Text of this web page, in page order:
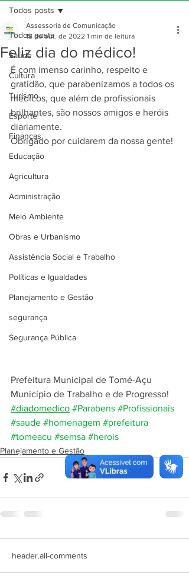
Todos posts
Saúde
Cultura
Turismo
Esporte
Finanças
Educação
Agricultura
Administração
Meio Ambiente
Obras e Urbanismo
Assistência Social e Trabalho
Políticas e Igualdades
Planejamento e Gestão
segurança
Segurança Pública
Todos posts
Feliz dia do médico!
Assessoria de Comunicação
18 de out. de 2022 1 min de leitura
É com imenso carinho, respeito e
gratidão, que parabenizamos a todos os
médicos, que além de profissionais
brilhantes, são nossos amigos e heróis
diariamente.
Obrigado por cuidarem da nossa gente!
Prefeitura Municipal de Tomé-Açu
Município de Trabalho e de Progresso!
#diadomedico #Parabens #Profissionais
#saude #homenagem #prefeitura
#tomeacu #semsa #herois
Planejamento e Gestão
header.all-comments